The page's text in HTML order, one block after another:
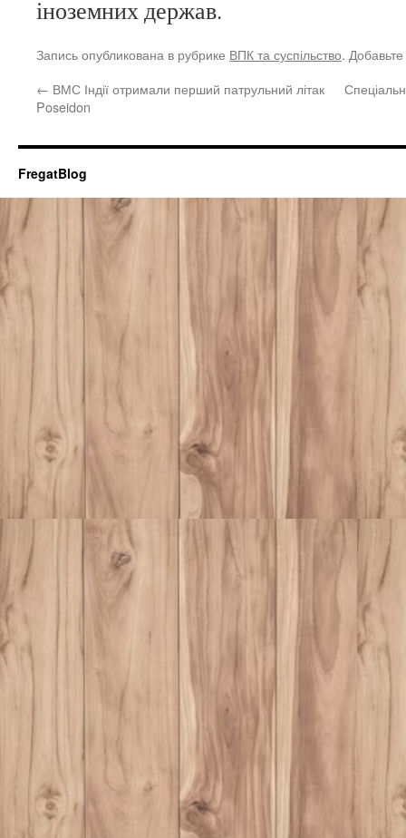
іноземних держав.
Запись опубликована в рубрике ВПК та суспільство.
← ВМС Індії отримали перший патрульний літак
Poseidon
FregatBlog